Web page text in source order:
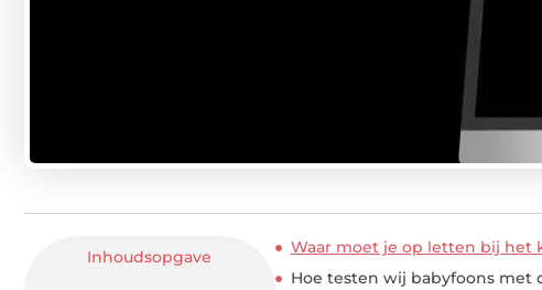
Inhoudsopgave
Waar moet je op letten bij het
Hoe testen wij babyfoons met